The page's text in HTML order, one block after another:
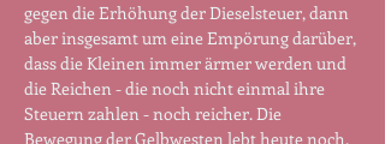
gegen die Erhöhung der Dieselsteuer, dann
aber insgesamt um eine Empörung darüber,
dass die Kleinen immer ärmer werden und
die Reichen - die noch nicht einmal ihre
Steuern zahlen - noch reicher. Die
Bewegung der Gelbwesten lebt heute noch.